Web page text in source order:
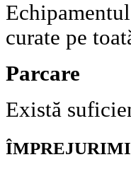
curate pe
Parcare
Există
ÎMPREJURIMI